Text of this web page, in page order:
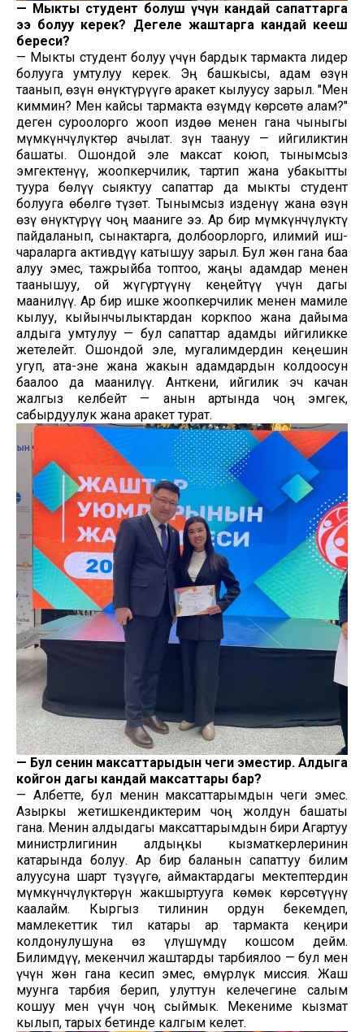
— Мыкты студент болуш үчүн кандай сапаттарга
ээ болуу керек? Дегеле жаштарга кандай кеңеш
бересиң?
— Мыкты студент болуу үчүн бардык тармакта лидер
болууга умтулуу керек. Эң башкысы, адам өзүн
таанып, өзүн өнүктүрүүгө аракет кылуусу зарыл. "Мен
киммин? Мен кайсы тармакта өзүмдү көрсөтө алам?"
деген суроолорго жооп издөө менен гана чыныгы
мүмкүнчүлүктөр ачылат. Өзүн таануу — ийгиликтин
башаты. Ошондой эле максат коюп, тынымсыз
эмгектенүү, жоопкерчилик, тартип жана убакытты
туура бөлүү сыяктуу сапаттар да мыкты студент
болууга өбөлгө түзөт. Тынымсыз изденүү жана өзүн
өзү өнүктүрүү чоң мааниге ээ. Ар бир мүмкүнчүлүктү
пайдаланып, сынактарга, долбоорлорго, илимий иш-
чараларга активдүү катышуу зарыл. Бул жөн гана баа
алуу эмес, тажрыйба топтоо, жаңы адамдар менен
таанышуу, ой жүгүртүүнү кеңейтүү үчүн дагы
маанилүү. Ар бир ишке жоопкерчилик менен мамиле
кылуу, кыйынчылыктардан коркпоо жана дайыма
алдыга умтулуу — бул сапаттар адамды ийгиликке
жетелейт. Ошондой эле, мугалимдердин кеңешин
угуп, ата-эне жана жакын адамдардын колдоосун
баалоо да маанилүү. Анткени, ийгилик эч качан
жалгыз келбейт — анын артында чоң эмгек,
сабырдуулук жана аракет турат.
— Бул сенин максаттарыңдын чеги эместир. Алдыга
койгон дагы кандай максаттарың бар?
— Албетте, бул менин максаттарымдын чеги эмес.
Азыркы жетишкендиктерим чоң жолдун башаты
гана. Менин алдыдагы максаттарымдын бири Агартуу
министрлигинин алдыңкы кызматкерлеринин
катарында болуу. Ар бир баланын сапаттуу билим
алуусуна шарт түзүүгө, аймактардагы мектептердин
мүмкүнчүлүктөрүн жакшыртууга көмөк көрсөтүүнү
каалайм. Кыргыз тилинин ордун бекемдеп,
мамлекеттик тил катары ар тармакта кеңири
колдонулушуна өз үлүшүмдү кошсом дейм.
Билимдүү, мекенчил жаштарды тарбиялоо — бул мен
үчүн жөн гана кесип эмес, өмүрлүк миссия. Жаш
муунга тарбия берип, улуттун келечегине салым
кошуу мен үчүн чоң сыймык. Мекениме кызмат
кылып, тарых бетинде калгым келет.